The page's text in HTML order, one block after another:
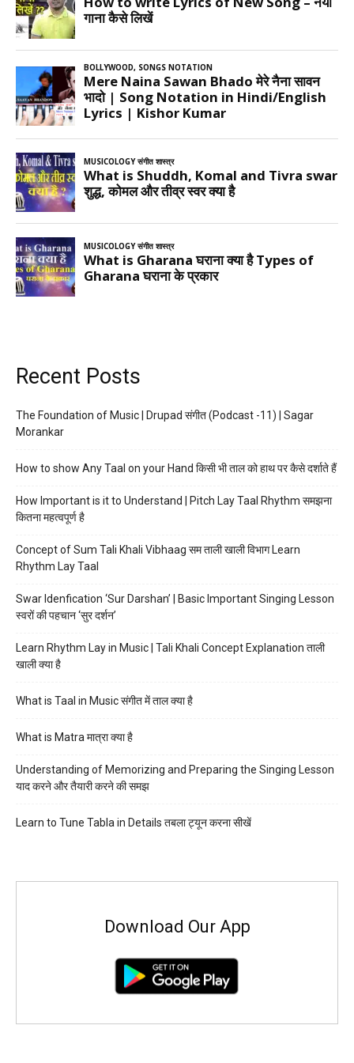
Recent Posts
The Foundation of Music | Drupad संगीत (Podcast -11) | Sagar
Morankar
How to show Any Taal on your Hand किसी भी ताल को हाथ पर कैसे दर्शाते हैं
How Important is it to Understand | Pitch Lay Taal Rhythm समझना
कितना महत्वपूर्ण है
Concept of Sum Tali Khali Vibhaag सम ताली खाली विभाग Learn
Rhythm Lay Taal
Swar Idenfication ‘Sur Darshan’ | Basic Important Singing Lesson
स्वरों की पहचान ‘सुर दर्शन’
Learn Rhythm Lay in Music | Tali Khali Concept Explanation ताली
खाली क्या है
What is Taal in Music संगीत में ताल क्या है
What is Matra मात्रा क्या है
Understanding of Memorizing and Preparing the Singing Lesson
याद करने और तैयारी करने की समझ
Learn to Tune Tabla in Details तबला ट्यून करना सीखें
Download Our App